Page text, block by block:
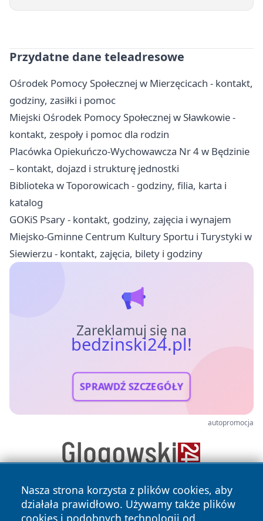
Przydatne dane teleadresowe
Ośrodek Pomocy Społecznej w Mierzęcicach - kontakt,
godziny, zasiłki i pomoc
Miejski Ośrodek Pomocy Społecznej w Sławkowie -
kontakt, zespoły i pomoc dla rodzin
Placówka Opiekuńczo-Wychowawcza Nr 4 w Będzinie
– kontakt, dojazd i strukturę jednostki
Biblioteka w Toporowicach - godziny, filia, karta i
katalog
GOKiS Psary - kontakt, godziny, zajęcia i wynajem
Miejsko-Gminne Centrum Kultury Sportu i Turystyki w
Siewierzu - kontakt, zajęcia, bilety i godziny
Zareklamuj się na
bedzinski24.pl!
SPRAWDŹ SZCZEGÓŁY
autopromocja
Nasza strona korzysta z plików cookies, aby
działała prawidłowo. Używamy także plików
cookies i podobnych technologii od